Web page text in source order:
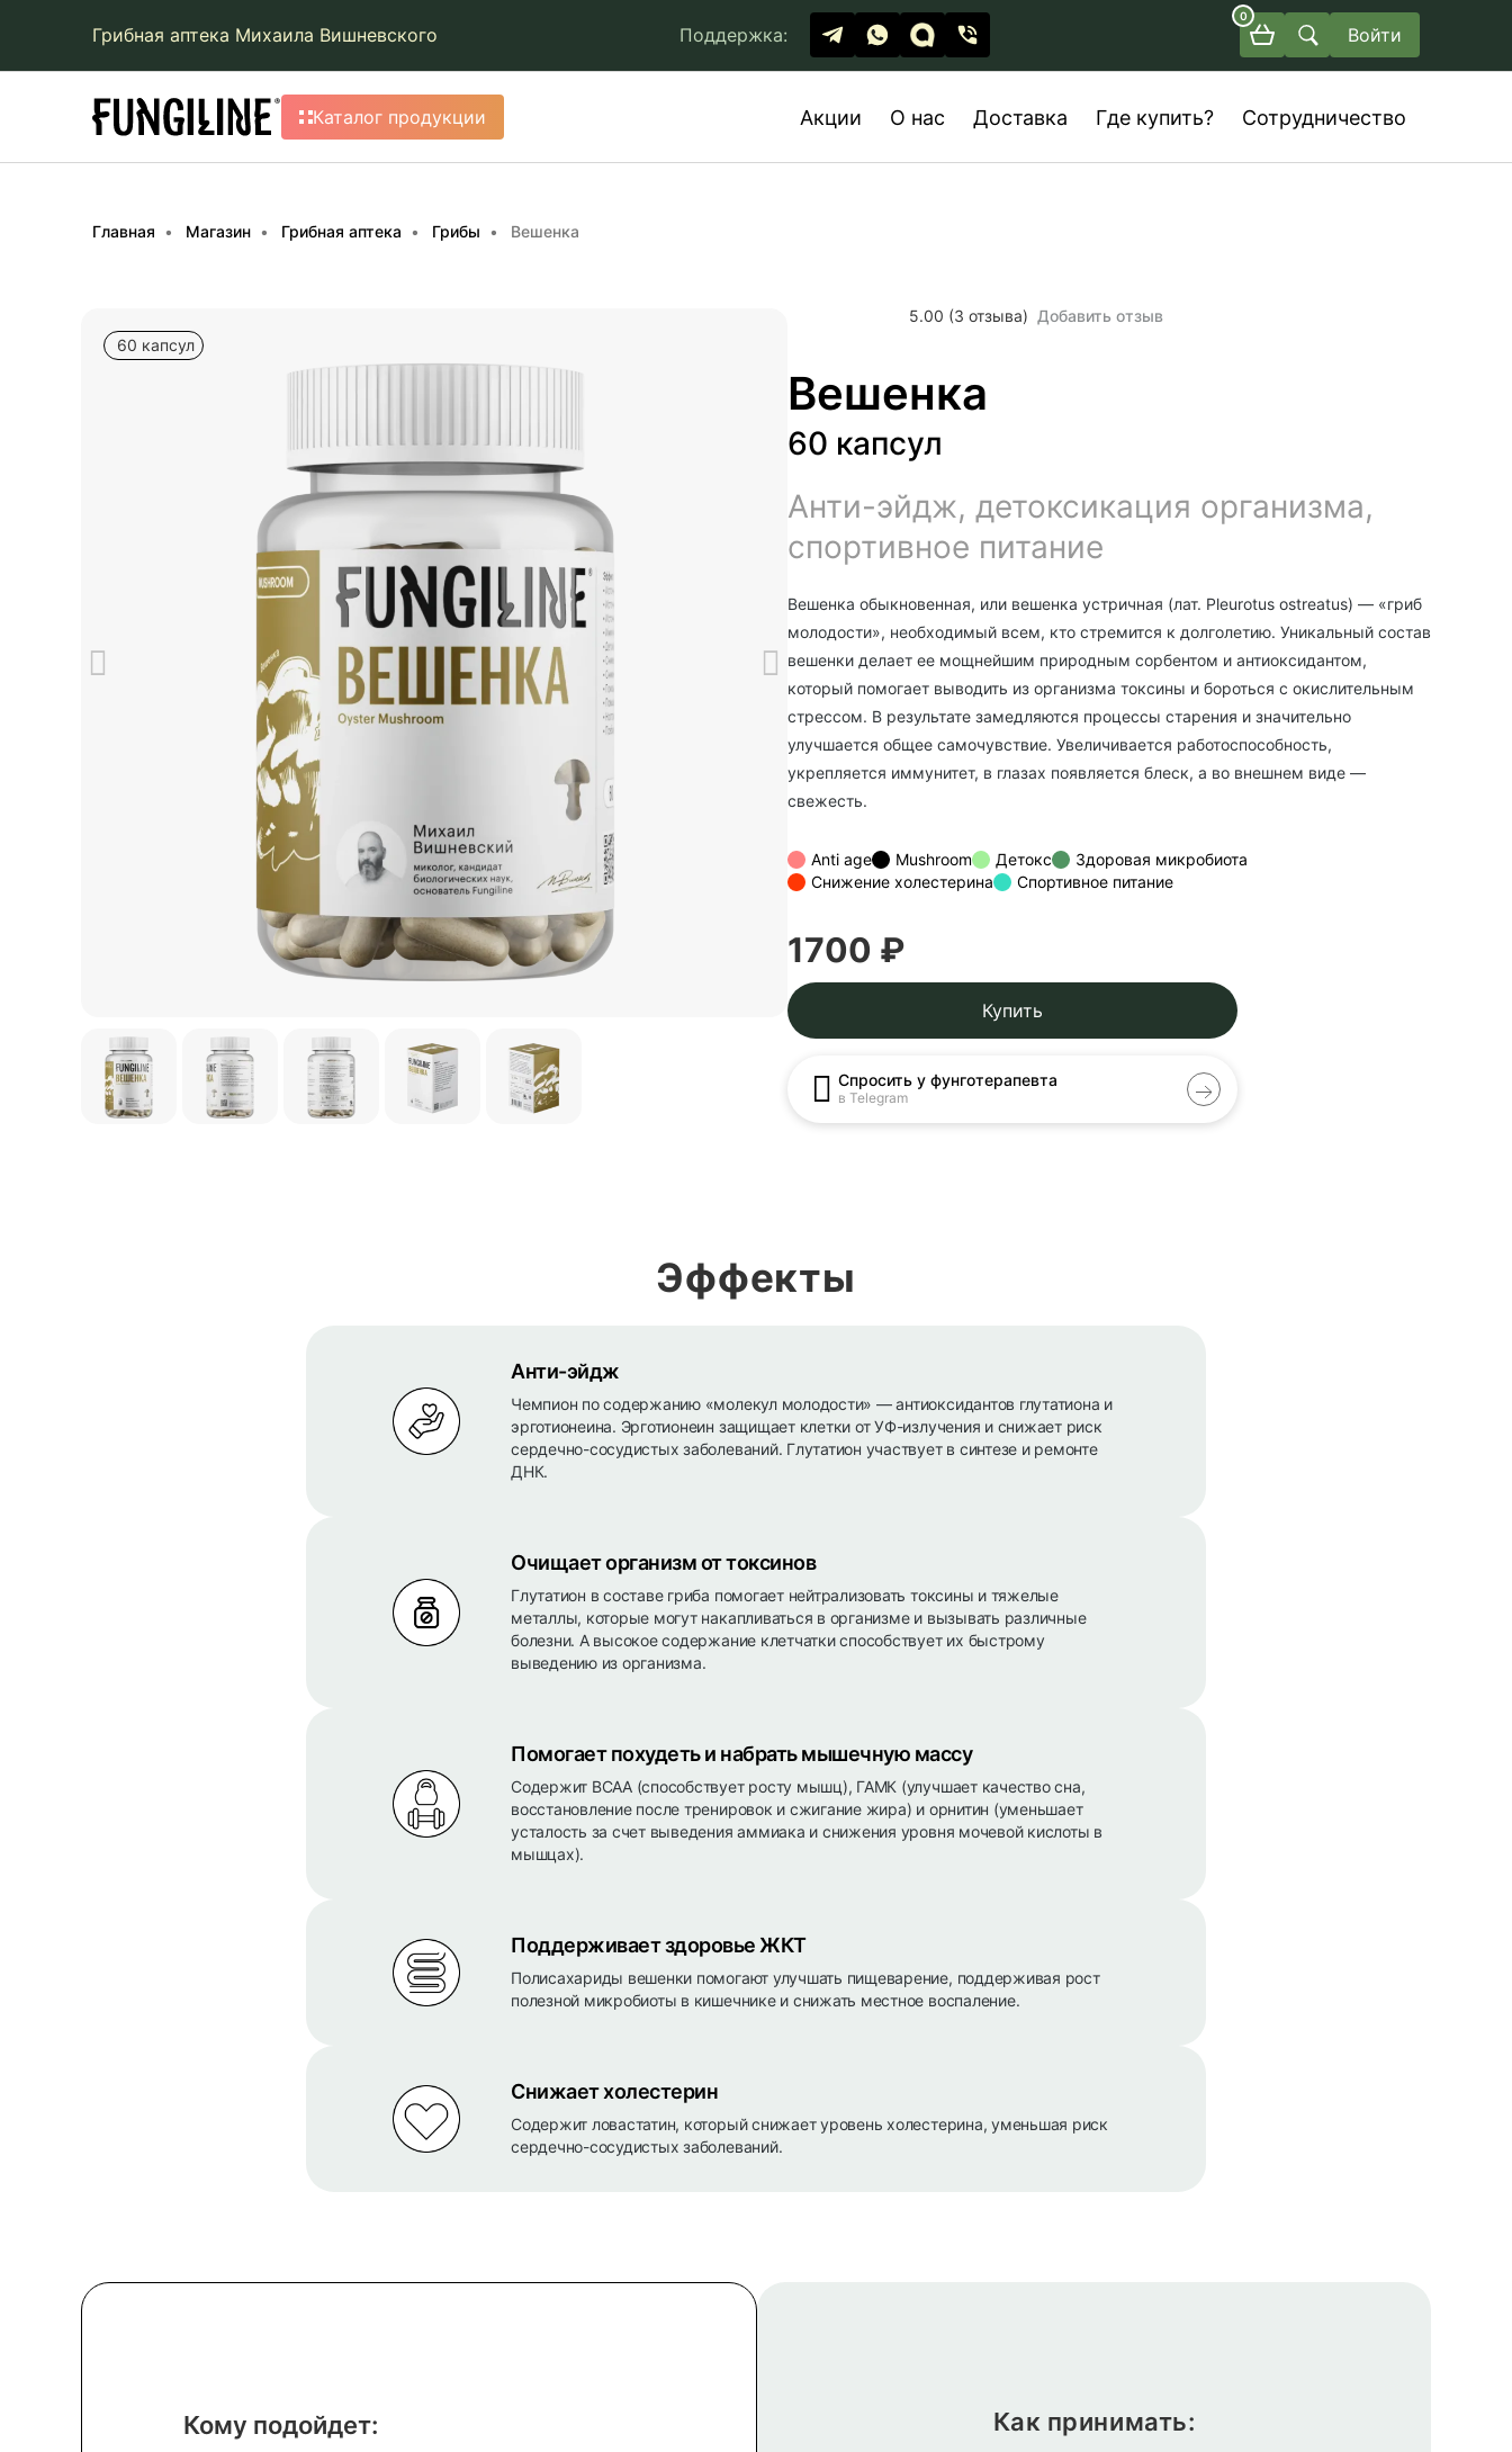
Грибная аптека Михаила Вишневского Поддержка:
0
Войти
Каталог продукции Акции О нас Доставка Где купить? Сотрудничество
Главная Магазин Грибная аптека Грибы Вешенка
60 капсул
5.00 (3 отзыва) Добавить отзыв
Вешенка
60 капсул
Анти-эйдж, детоксикация организма,
спортивное питание
Вешенка обыкновенная, или вешенка устричная (лат. Pleurotus ostreatus) — «гриб
молодости», необходимый всем, кто стремится к долголетию. Уникальный состав
вешенки делает ее мощнейшим природным сорбентом и антиоксидантом,
который помогает выводить из организма токсины и бороться с окислительным
стрессом. В результате замедляются процессы старения и значительно
улучшается общее самочувствие. Увеличивается работоспособность,
укрепляется иммунитет, в глазах появляется блеск, а во внешнем виде —
свежесть.
Anti age Mushroom Детокс
Здоровая микробиота
Снижение холестерина
Спортивное питание
1700 ₽
Купить
Спросить у фунготерапевта
в Telegram
Эффекты
Анти-эйдж
Чемпион по содержанию «молекул молодости» — антиоксидантов глутатиона и
эрготионеина. Эрготионеин защищает клетки от УФ-излучения и снижает риск
сердечно-сосудистых заболеваний. Глутатион участвует в синтезе и ремонте
ДНК.
Очищает организм от токсинов
Глутатион в составе гриба помогает нейтрализовать токсины и тяжелые
металлы, которые могут накапливаться в организме и вызывать различные
болезни. А высокое содержание клетчатки способствует их быстрому
выведению из организма.
Помогает похудеть и набрать мышечную массу
Содержит BCAA (способствует росту мышц), ГАМК (улучшает качество сна,
восстановление после тренировок и сжигание жира) и орнитин (уменьшает
усталость за счет выведения аммиака и снижения уровня мочевой кислоты в
мышцах).
Поддерживает здоровье ЖКТ
Полисахариды вешенки помогают улучшать пищеварение, поддерживая рост
полезной микробиоты в кишечнике и снижать местное воспаление.
Снижает холестерин
Содержит ловастатин, который снижает уровень холестерина, уменьшая риск
сердечно-сосудистых заболеваний.
Кому подойдет: Как принимать: